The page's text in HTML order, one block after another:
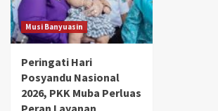
Musi Banyuasin
Peringati Hari
Posyandu Nasional
2026, PKK Muba Perluas
Peran Layanan